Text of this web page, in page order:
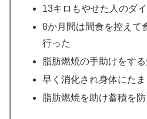
13キロもやせた人のダ
8か月間は間食を控えて
行った
脂肪燃焼の手助けをす
早く消化され身体にた
脂肪燃焼を助け蓄積を